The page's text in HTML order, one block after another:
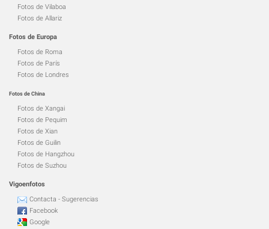
Fotos de Vilaboa
Fotos de Allariz
Fotos de Europa
Fotos de Roma
Fotos de París
Fotos de Londres
Fotos de China
Fotos de Xangai
Fotos de Pequim
Fotos de Xian
Fotos de Guilin
Fotos de Hangzhou
Fotos de Suzhou
Vigoenfotos
Contacta - Sugerencias
Facebook
Google